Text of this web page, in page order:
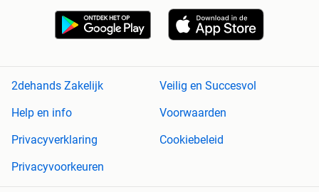
2dehands Zakelijk
Veilig en Succesvol
Help en info
Voorwaarden
Privacyverklaring
Cookiebeleid
Privacyvoorkeuren